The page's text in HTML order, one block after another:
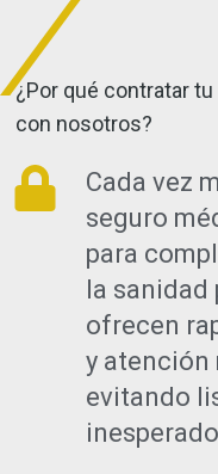
¿Por qué contratar
con nosotros?
Cada vez
seguro
para
la sanidad
ofrecen
y atención
evitando